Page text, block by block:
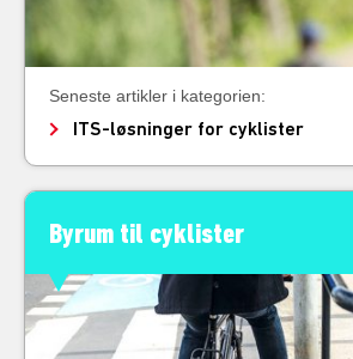
Seneste artikler i kategorien:
ITS-løsninger for cyklister
Byrum til cyklister